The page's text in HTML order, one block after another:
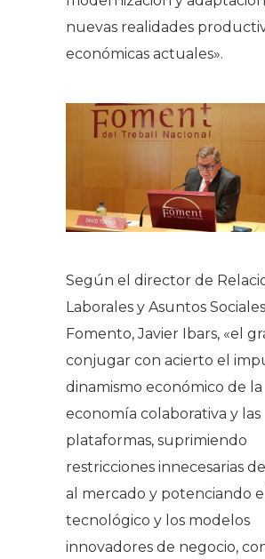
nuevas realidades
económicas actuales».
Según el director de
Laborales y Asuntos
Fomento, Javier Ibars, «el
conjugar con acierto el
dinamismo económico de la
economía colaborativa y las
plataformas, suprimiendo
restricciones innecesarias
al mercado y potenciando
tecnológico y los modelos
innovadores de negocio,